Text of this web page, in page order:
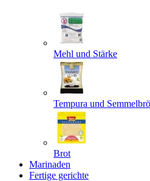
Mehl und Stärke
Tempura und
Brot
Marinaden
Fertige gerichte